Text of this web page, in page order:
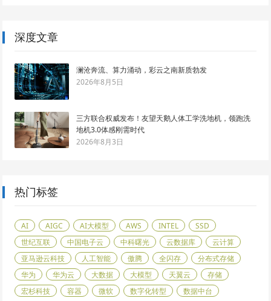
深度文章
澜沧奔流、算力涌动，彩云之南新质勃发
2026年8月5日
三方联合权威发布！友望天鹅人体工学洗地机，领跑洗
地机3.0体感刚需时代
2026年8月3日
热门标签
AI AIGC AI大模型 AWS INTEL
SSD
世纪互联
中国电子云 中科曙光 云数据库
云计算
亚马逊云科技
人工智能 傲腾 全闪存
分布式存储
华为
华为云 大数据 大模型 天翼云
存储
宏杉科技
容器 微软 数字化转型 数据中台